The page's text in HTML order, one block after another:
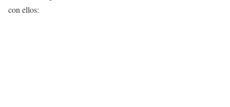
con ellos: